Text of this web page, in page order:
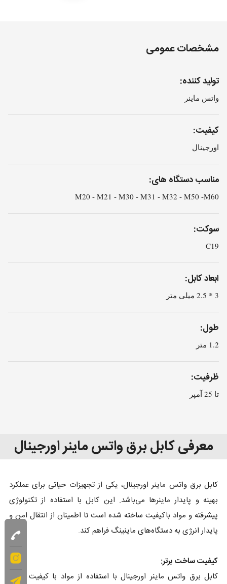
مشخصات عمومی
تولید کننده:
واتس ماینر
کیفیت:
اورجینال
مناسب دستگاه های:
M20 - M21 - M30 - M31 - M32 - M50 -M60
سوکت:
C19
ابعاد کابل:
3 * 2.5 میلی متر
طول:
1.2 متر
ظرفیت:
تا 25 آمپر
معرفی کابل برق واتس ماینر اورجینال
کابل برق واتس ماینر اورجینال، یکی از تجهیزات حیاتی برای عملکرد
بهینه و پایدار ماینرها می‌باشد. این کابل با استفاده از تکنولوژی
پیشرفته و مواد باکیفیت ساخته شده است تا اطمینان از انتقال امن و
پایدار انرژی به دستگاه‌های ماینینگ فراهم کند.
کیفیت ساخت برتر:
کابل برق واتس ماینر اورجینال با استفاده از مواد با کیفیت بالا و